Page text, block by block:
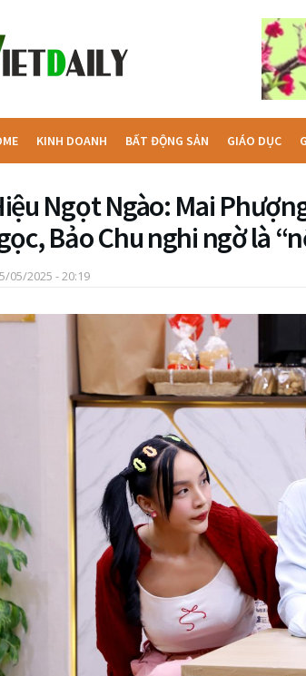
KINH DOANH BẤT ĐỘNG SẢN GIÁO DỤC
Ngọt Ngào: Mai
Bảo Chu nghi ngờ là
05/2025 - 20:19